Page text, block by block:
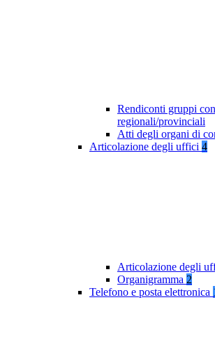
Rendiconti gruppi
regionali/provinciali
Atti degli organi di
Articolazione degli uffici 4
Articolazione degli
Organigramma 2
Telefono e posta elettronica